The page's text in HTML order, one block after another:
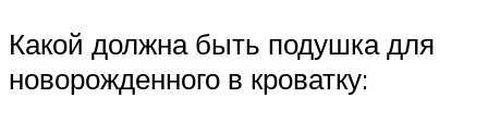
Какой должна быть подушка для
новорожденного в кроватку: